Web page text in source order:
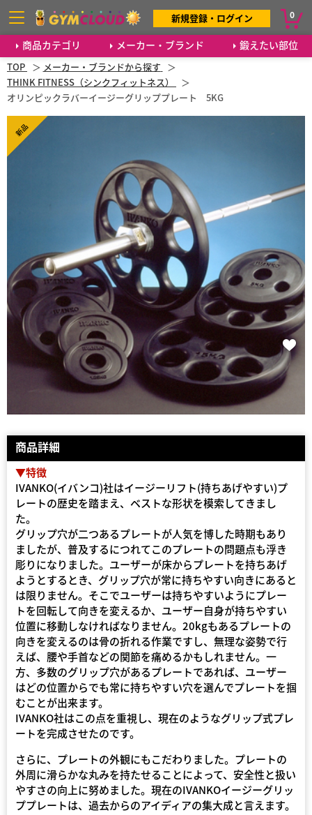
商品カテゴリ メーカー・ブランド 鍛えたい部位
新規登録・ログイン 0
TOP
メーカー・ブランドから探す
THINK FITNESS（シンクフィットネス）
オリンピックラバーイージーグリッププレート 5KG
新品
商品詳細
▼特徴
IVANKO(イバンコ)社はイージーリフト(持ちあげやすい)プ
レートの歴史を踏まえ、ベストな形状を模索してきまし
た。
グリップ穴が二つあるプレートが人気を博した時期もあり
ましたが、普及するにつれてこのプレートの問題点も浮き
彫りになりました。ユーザーが床からプレートを持ちあげ
ようとするとき、グリップ穴が常に持ちやすい向きにあると
は限りません。そこでユーザーは持ちやすいようにプレー
トを回転して向きを変えるか、ユーザー自身が持ちやすい
位置に移動しなければなりません。20kgもあるプレートの
向きを変えるのは骨の折れる作業ですし、無理な姿勢で行
えば、腰や手首などの関節を痛めるかもしれません。一
方、多数のグリップ穴があるプレートであれば、ユーザー
はどの位置からでも常に持ちやすい穴を選んでプレートを掴
むことが出来ます。
IVANKO社はこの点を重視し、現在のようなグリップ式プレ
ートを完成させたのです。
さらに、プレートの外観にもこだわりました。プレートの
外周に滑らかな丸みを持たせることによって、安全性と扱い
やすさの向上に努めました。現在のIVANKOイージーグリッ
ププレートは、過去からのアイディアの集大成と言えます。